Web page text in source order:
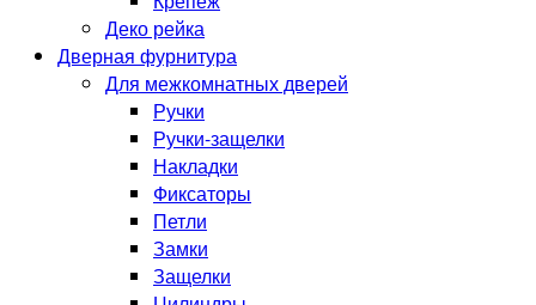
Деко рейка
Дверная фурнитура
Для межкомнатных дверей
Ручки
Ручки-защелки
Накладки
Фиксаторы
Петли
Замки
Защелки